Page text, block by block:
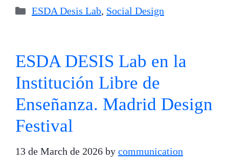
Categories
ESDA Desis Lab, Social Design
ESDA DESIS Lab en la
Institución Libre de
Enseñanza. Madrid Design
Festival
13 de March de 2026 by communication